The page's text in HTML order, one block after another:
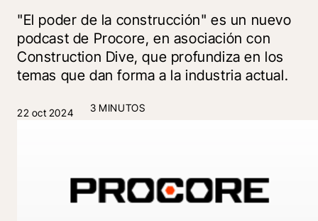
"El poder de la construcción" es un nuevo
podcast de Procore, en asociación con
Construction Dive, que profundiza en los
temas que dan forma a la industria actual.
22 oct 2024 3 MINUTOS